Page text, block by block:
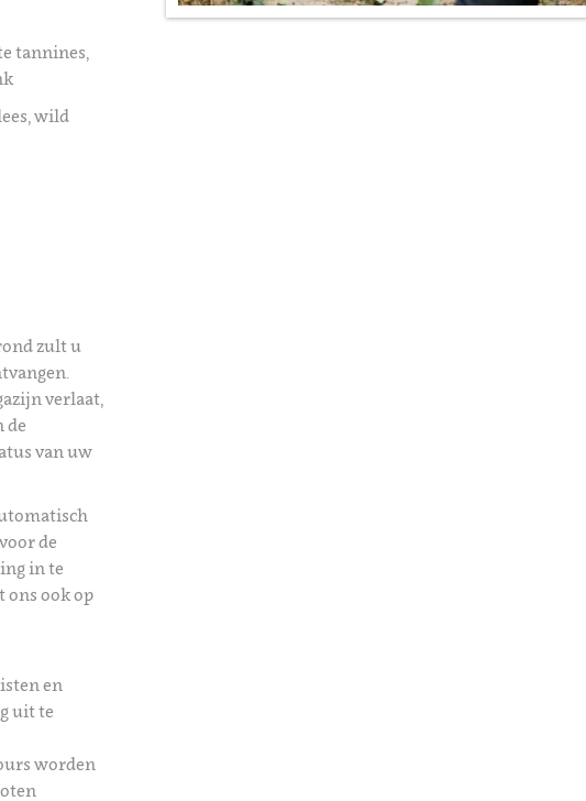
tannines,
wild
zult u
verlaat,
de
van uw
de
in te
ons ook op
en
uit te
worden